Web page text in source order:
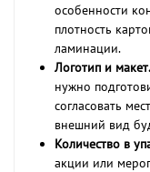
особенности
плотность
ламинации.
Логотип и макет.
нужно
согласовать
внешний вид
Количество в
акции или